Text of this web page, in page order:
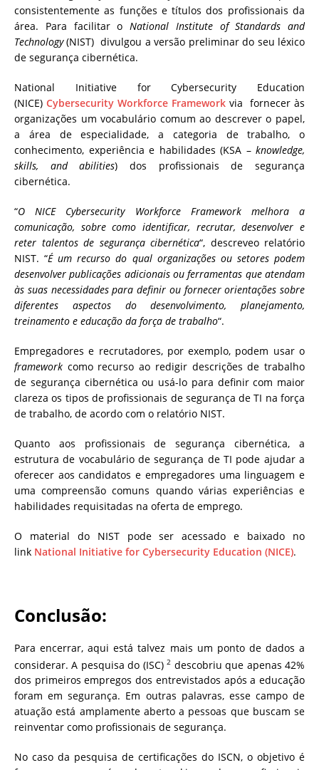
consistentemente as funções e títulos dos profissionais da
área. Para facilitar o National Institute of Standards and
Technology(NIST) divulgou a versão preliminar do seu léxico
de segurança cibernética.
National Initiative for Cybersecurity Education
(NICE) Cybersecurity Workforce Framework via fornecer às
organizações um vocabulário comum ao descrever o papel,
a área de especialidade, a categoria de trabalho, o
conhecimento, experiência e habilidades (KSA – knowledge,
skills, and abilities) dos profissionais de segurança
cibernética.
“O NICE Cybersecurity Workforce Framework melhora a
comunicação, sobre como identificar, recrutar, desenvolver e
reter talentos de segurança cibernética“, descreveo relatório
NIST. “É um recurso do qual organizações ou setores podem
desenvolver publicações adicionais ou ferramentas que atendam
às suas necessidades para definir ou fornecer orientações sobre
diferentes aspectos do desenvolvimento, planejamento,
treinamento e educação da força de trabalho“.
Empregadores e recrutadores, por exemplo, podem usar o
framework como recurso ao redigir descrições de trabalho
de segurança cibernética ou usá-lo para definir com maior
clareza os tipos de profissionais de segurança de TI na força
de trabalho, de acordo com o relatório NIST.
Quanto aos profissionais de segurança cibernética, a
estrutura de vocabulário de segurança de TI pode ajudar a
oferecer aos candidatos e empregadores uma linguagem e
uma compreensão comuns quando várias experiências e
habilidades requisitadas na oferta de emprego.
O material do NIST pode ser acessado e baixado no
link National Initiative for Cybersecurity Education (NICE).
Conclusão:
Para encerrar, aqui está talvez mais um ponto de dados a
considerar. A pesquisa do (ISC)2 descobriu que apenas 42%
dos primeiros empregos dos entrevistados após a educação
foram em segurança. Em outras palavras, esse campo de
atuação está amplamente aberto a pessoas que buscam se
reinventar como profissionais de segurança.
No caso da pesquisa de certificações do ISCN, o objetivo é